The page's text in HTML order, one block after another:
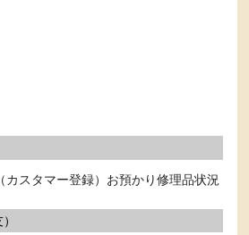
カスタマー登録）お預かり修理品状況